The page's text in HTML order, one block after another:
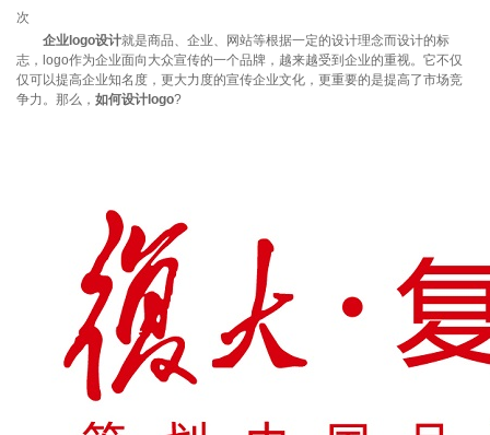
次
企业logo设计就是商品、企业、网站等根据一定的设计理念而设计的标
志，logo作为企业面向大众宣传的一个品牌，越来越受到企业的重视。它不仅
仅可以提高企业知名度，更大力度的宣传企业文化，更重要的是提高了市场竞
争力。那么， 如何设计logo?